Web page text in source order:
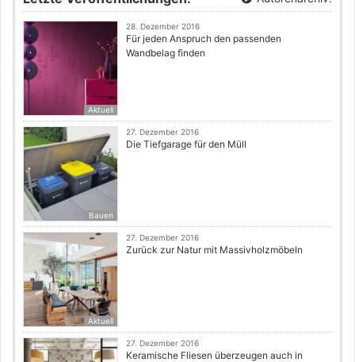
Aktuell
28. Dezember 2016
Für jeden Anspruch den passenden
Wandbelag finden
Bauen
27. Dezember 2016
Die Tiefgarage für den Müll
Aktuell
27. Dezember 2016
Zurück zur Natur mit Massivholzmöbeln
27. Dezember 2016
Keramische Fliesen überzeugen auch in